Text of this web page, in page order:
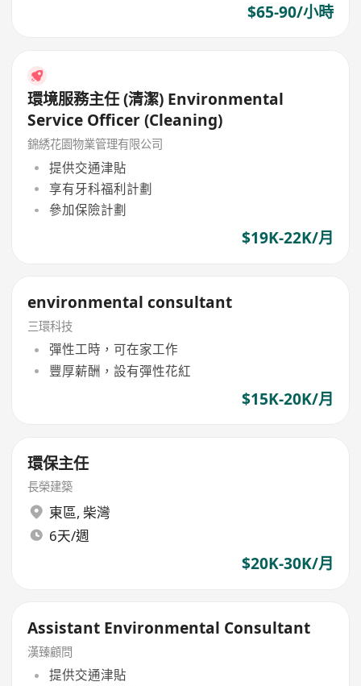
$65-90/小時
環境服務主任 (清潔) Environmental
Service Officer (Cleaning)
錦綉花園物業管理有限公司
提供交通津貼
享有牙科福利計劃
參加保險計劃
$19K-22K/月
environmental consultant
三環科技
彈性工時，可在家工作
豐厚薪酬，設有彈性花紅
$15K-20K/月
環保主任
長榮建築
東區, 柴灣
6天/週
$20K-30K/月
Assistant Environmental Consultant
漢臻顧問
提供交通津貼